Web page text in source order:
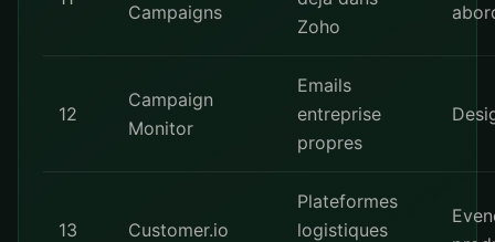
Campaigns
Zoho
12
Campaign
Monitor
Emails
entreprise
propres
13 Customer.io
Plateformes
logistiques